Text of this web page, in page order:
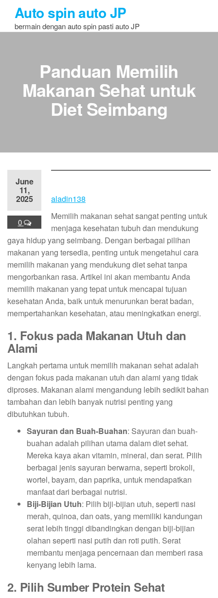
the
Auto spin auto JP
bermain dengan auto spin pasti auto JP
Panduan Memilih
Makanan Sehat untuk
Diet Seimbang
June
11,
2025
0
aladin138
Memilih makanan sehat sangat penting untuk
menjaga kesehatan tubuh dan mendukung
gaya hidup yang seimbang. Dengan berbagai pilihan
makanan yang tersedia, penting untuk mengetahui cara
memilih makanan yang mendukung diet sehat tanpa
mengorbankan rasa. Artikel ini akan membantu Anda
memilih makanan yang tepat untuk mencapai tujuan
kesehatan Anda, baik untuk menurunkan berat badan,
mempertahankan kesehatan, atau meningkatkan energi.
1. Fokus pada Makanan Utuh dan
Alami
Langkah pertama untuk memilih makanan sehat adalah
dengan fokus pada makanan utuh dan alami yang tidak
diproses. Makanan alami mengandung lebih sedikit bahan
tambahan dan lebih banyak nutrisi penting yang
dibutuhkan tubuh.
Sayuran dan Buah-Buahan: Sayuran dan buah-
buahan adalah pilihan utama dalam diet sehat.
Mereka kaya akan vitamin, mineral, dan serat. Pilih
berbagai jenis sayuran berwarna, seperti brokoli,
wortel, bayam, dan paprika, untuk mendapatkan
manfaat dari berbagai nutrisi.
Biji-Bijian Utuh: Pilih biji-bijian utuh, seperti nasi
merah, quinoa, dan oats, yang memiliki kandungan
serat lebih tinggi dibandingkan dengan biji-bijian
olahan seperti nasi putih dan roti putih. Serat
membantu menjaga pencernaan dan memberi rasa
kenyang lebih lama.
2. Pilih Sumber Protein Sehat